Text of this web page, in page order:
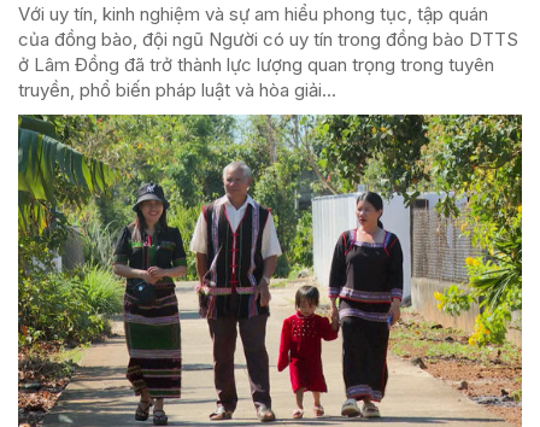
Với uy tín, kinh nghiệm và sự am hiểu phong tục, tập quán
của đồng bào, đội ngũ Người có uy tín trong đồng bào DTTS
ở Lâm Đồng đã trở thành lực lượng quan trọng trong tuyên
truyền, phổ biến pháp luật và hòa giải...